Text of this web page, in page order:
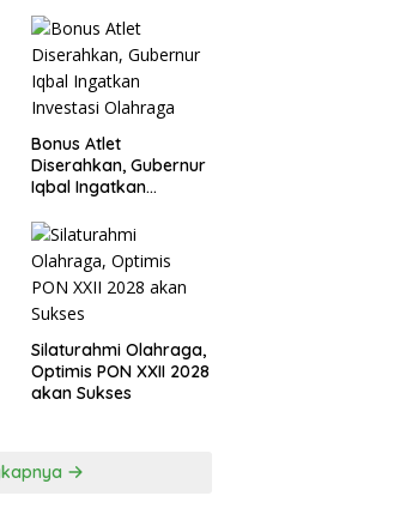
Bonus Atlet
Diserahkan, Gubernur
Iqbal Ingatkan
Silaturahmi Olahraga,
Optimis PON XXII 2028
akan Sukses